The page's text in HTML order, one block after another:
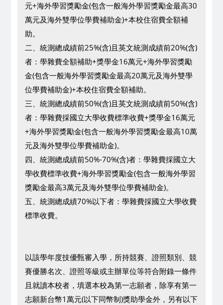
元+海外學習獎勵金(包含一般海外學習獎勵金最高30
萬元及海外雙學位學費補助金)+本校住宿費全額補
助。
二、統測總成績前25%(含)且英文統測成績前20%(含)
者：學雜費全額補助+獎學金16萬元+海外學習獎勵
金(包含一般海外學習獎勵金最高20萬元及海外雙學
位學費補助金)+本校住宿費全額補助。
三、統測總成績前50%(含)且英文統測成績前50%(含)
者：學雜費採國立大學收費標準收費+獎學金16萬元
+海外學習獎勵金(包含一般海外學習獎勵金最高10萬
元及海外雙學位學費補助金)。
四、統測總成績前50%-70%(含)者：學雜費採國立大
學收費標準收費+海外學習獎勵金(包含一般海外學習
獎勵金最高3萬元及海外雙學位學費補助金)。
五、統測總成績70%以下者：學雜費採國立大學收費
標準收費。
以該學年度技優甄審入學，所持競賽、證照類別、競
賽優勝名次、證照等級或主辦單位等符合附錄一條件
且就讀本校者，填選本校為第一志願者，除享有第一
志願新台幣1萬元(以下同幣制)獎助學金外，另有以下